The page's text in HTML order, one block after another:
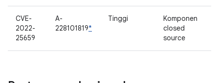
CVE-
2022-
25659
A-
228101819*
Tinggi
Komponen
closed
source